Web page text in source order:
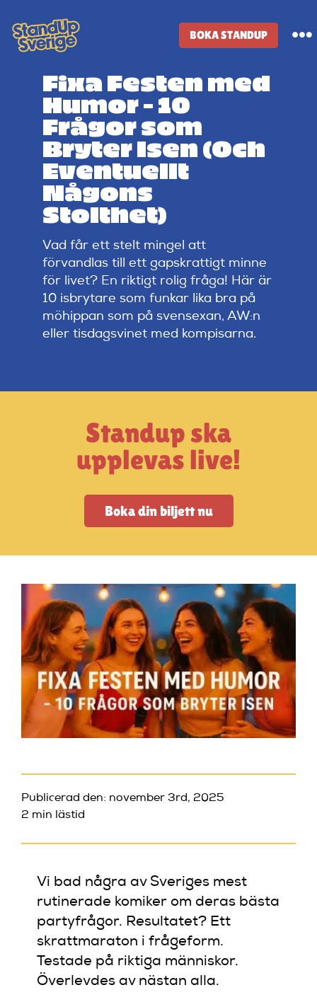
to
content
BOKA STANDUP
Standup-butik
Komiker
Lineup
Klubbar
Artiklar
Kontakta oss
Vanliga frågor
Mitt konto
Fixa Festen med
Humor – 10
Frågor som
Bryter Isen (Och
Eventuellt
Någons
Stolthet)
Vad får ett stelt mingel att
förvandlas till ett gapskrattigt minne
för livet? En riktigt rolig fråga! Här är
10 isbrytare som funkar lika bra på
möhippan som på svensexan, AW:n
eller tisdagsvinet med kompisarna.
Standup ska
upplevas live!
Boka din biljett nu
Publicerad den: november 3rd, 2025
2 min lästid
Vi bad några av Sveriges mest
rutinerade komiker om deras bästa
partyfrågor. Resultatet? Ett
skrattmaraton i frågeform.
Testade på riktiga människor.
Överlevdes av nästan alla.